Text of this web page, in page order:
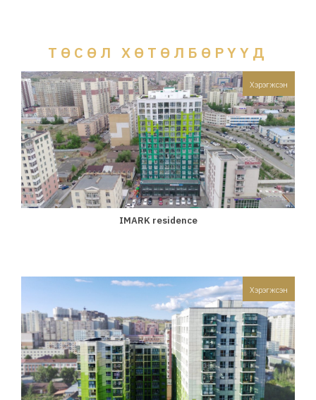
ТӨСӨЛ ХӨТӨЛБӨРҮҮД
Хэрэгжсэн
IMARK residence
Хэрэгжсэн